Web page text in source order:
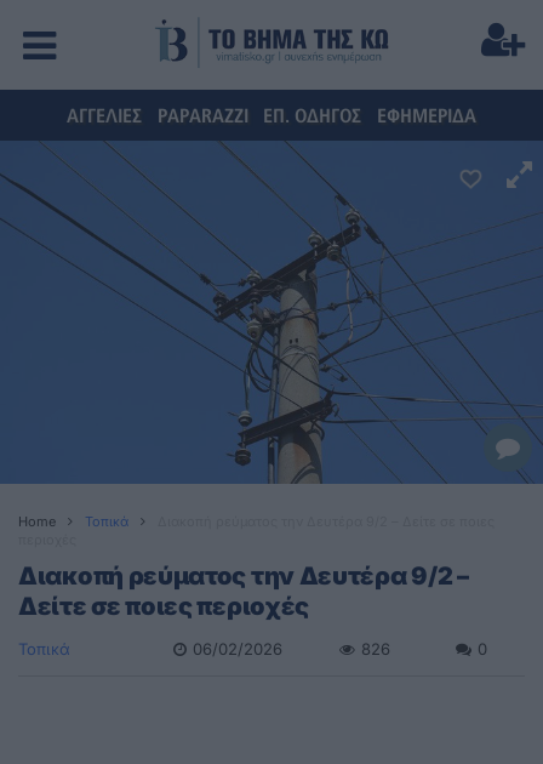
ΑΓΓΕΛΙΕΣ PAPARAZZI ΕΠ. ΟΔΗΓΟΣ ΕΦΗΜΕΡΙΔΑ
Home Τοπικά
Διακοπή ρεύματος την Δευτέρα 9/2 –
Δείτε σε ποιες περιοχές
Τοπικά 06/02/2026 826 0